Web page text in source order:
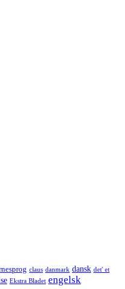
claus danmark dansk det' et
Ekstra Bladet engelsk